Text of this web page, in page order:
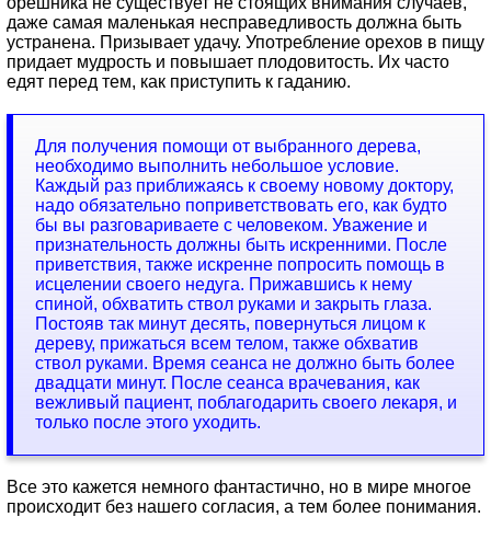
даже самая маленькая несправедливость должна быть
устранена. Призывает удачу. Употребление орехов в пищу
придает мудрость и повышает плодовитость. Их часто
едят перед тем, как приступить к гаданию.
Для получения помощи от выбранного дерева,
необходимо выполнить небольшое условие.
Каждый раз приближаясь к своему новому доктору,
надо обязательно поприветствовать его, как будто
бы вы разговариваете с человеком. Уважение и
признательность должны быть искренними. После
приветствия, также искренне попросить помощь в
исцелении своего недуга. Прижавшись к нему
спиной, обхватить ствол руками и закрыть глаза.
Постояв так минут десять, повернуться лицом к
дереву, прижаться всем телом, также обхватив
ствол руками. Время сеанса не должно быть более
двадцати минут. После сеанса врачевания, как
вежливый пациент, поблагодарить своего лекаря, и
только после этого уходить.
Все это кажется немного фантастично, но в мире многое
происходит без нашего согласия, а тем более понимания.